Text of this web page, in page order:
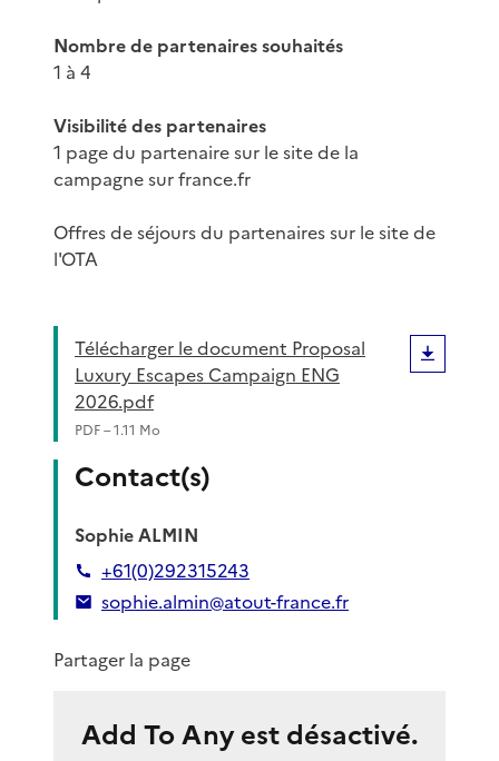
Nombre de partenaires souhaités
1 à 4
Visibilité des partenaires
1 page du partenaire sur le site de la
campagne sur france.fr
Offres de séjours du partenaires sur le site de
l'OTA
Télécharger le document Proposal
Luxury Escapes Campaign ENG
2026.pdf
PDF – 1.11 Mo
Contact(s)
Sophie ALMIN
+61(0)292315243
sophie.almin@atout-france.fr
Partager la page
Add To Any est désactivé.